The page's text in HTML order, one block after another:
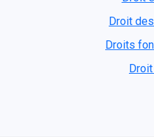
Droit
Droits